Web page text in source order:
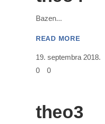
Bazen
READ MORE
19. septembra 2018.
0
0
theo3